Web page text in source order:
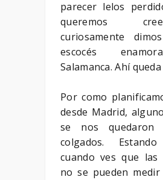
parecer lelos
queremos
curiosamente
escocés
Salamanca. Ahí queda
Por como
desde Madrid,
se nos quedaron
colgados.
cuando ves que las
no se pueden